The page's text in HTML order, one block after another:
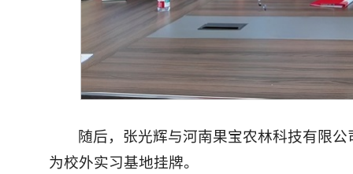
随后，张光辉与河南果宝农林科技有限
为校外实习基地挂牌。